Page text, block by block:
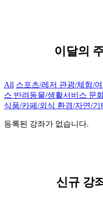
이달의
All 스포츠/레저 관광/체험/
스 반려동물/생활서비스 문
식품/카페/외식 환경/자연/기
등록된 강좌가 없습니다.
신규 강